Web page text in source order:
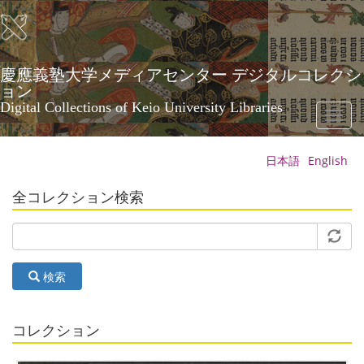
メ
イ
ン
コ
ン
テ
ン
ツ
に
慶應義塾大学メディアセンター デジタルコレクシ
ョン
Digital Collections of Keio University Libraries
Toggle
日本語 English
全コレクション検索
検索
コレクション